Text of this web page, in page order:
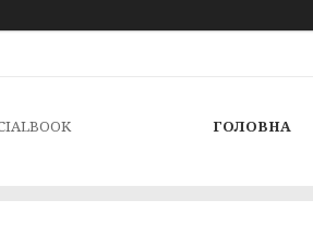
ГОЛОВНА